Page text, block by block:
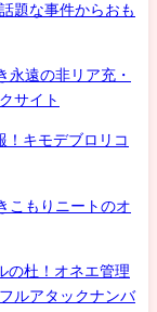
題な事件からおも
永遠の非リア充・
サイト
！キモデブロリコ
こもりニートのオ
の杜！オネエ管理
ルアタックナンバ